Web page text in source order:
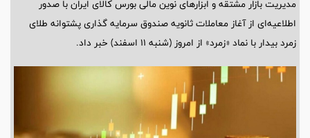
مدیریت بازار مشتقه و ابزار‌های نوین مالی بورس کالای ایران با صدور
اطلاعیه‌ای از آغاز معاملات ثانویه صندوق سرمایه گذاری پشتوانه طلای
زمرد بیدار با نماد «زمرد» از امروز (شنبه ۱۱ اسفند) خبر داد.